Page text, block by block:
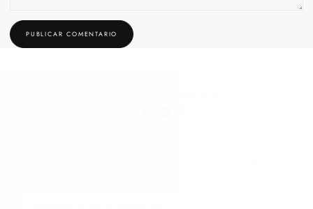
PUBLICAR COMENTARIO